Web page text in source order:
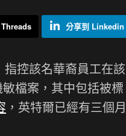
分享到 Linkedin
控該名華裔員工在該
檔案，其中包括被標
，英特爾已經有三個月